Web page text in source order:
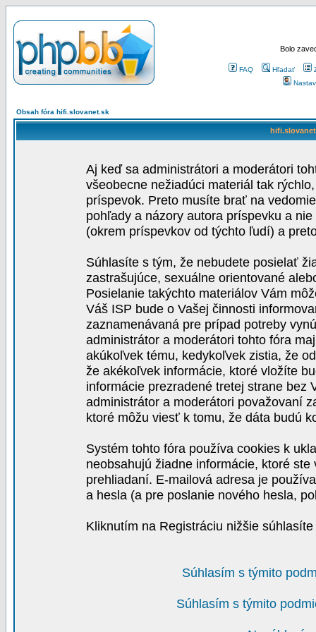
Bolo
FAQ Hľadať
Obsah fóra hifi.slovanet.sk
Aj keď sa administrátori a moderátori
všeobecne nežiadúci materiál tak
príspevok. Preto musíte brať na
pohľady a názory autora príspevku a
(okrem príspevkov od týchto ľudí) a
Súhlasíte s tým, že nebudete posielať
zastrašujúce, sexuálne orientované
Posielanie takýchto materiálov Vám
Váš ISP bude o Vašej činnosti
zaznamenávaná pre prípad potreby
administrátor a moderátori tohto fóra
akúkoľvek tému, kedykoľvek zistia, že
že akékoľvek informácie, ktoré vložíte
informácie prezradené tretej strane bez
administrátor a moderátori považovaní
ktoré môžu viesť k tomu, že dáta budú
Systém tohto fóra používa cookies k
neobsahujú žiadne informácie, ktoré
prehliadaní. E-mailová adresa je
a hesla (a pre poslanie nového hesla,
Kliknutím na Registráciu nižšie
Súhlasím s týmito
Súhlasím s týmito